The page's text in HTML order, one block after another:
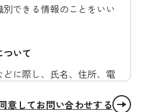
できる情報のことをいい
ついて
に際し、氏名、住所、電
情報の提供は任意ではあり
意してお問い合わせする